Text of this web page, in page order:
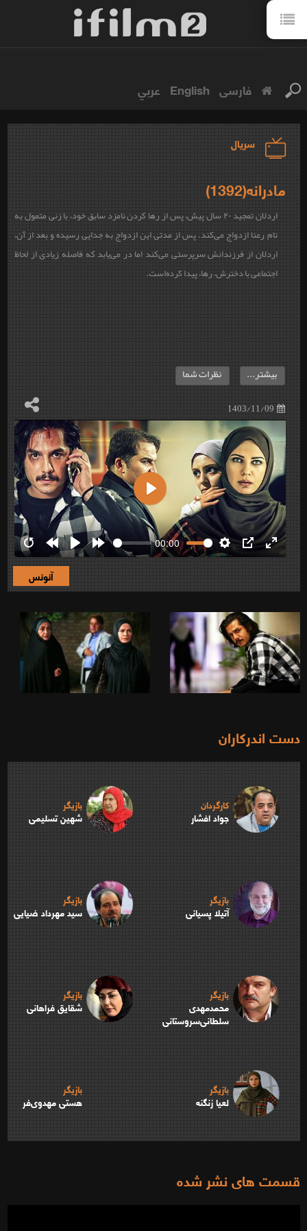
فارسی English عربي
سریال
مادرانه(1392)
اردلان تمجید ۲۰ سال پیش، پس از رها کردن نامزد سابق خود، با زنی متمول به
نام رعنا ازدواج می‌کند. پس از مدتی این ازدواج به جدایی رسیده و بعد از آن،
اردلان از فرزندانش سرپرستی می‌کند اما در می‌یابد که فاصله زیادی از لحاظ
اجتماعی با دخترش، رها، پیدا کرده‌است.
1403/11/09
بیشتر... نظرات شما
RestartRewind
10s
Play Forward
10s
00:00
Settings
PIP Enter
Play
آنونس
دست اندرکاران
کارگردان
جواد افشار
بازیگر
شهین تسلیمی
بازیگر
آتیلا پسیانی
بازیگر
سید مهرداد ضیایی
بازیگر
محمدمهدی
سلطانی‌سروستانی
بازیگر
شقایق فراهانی
بازیگر
لعیا زنگنه
بازیگر
هستی مهدوی‌فر
قسمت های نشر شده